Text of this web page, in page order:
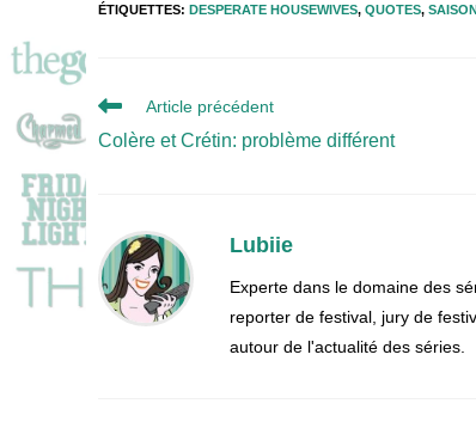
ÉTIQUETTES: DESPERATE HOUSEWIVES, QUOTES,
Read
articles
Article précédent
Colère et Crétin: problème différent
Lubiie
Experte dans le domaine des
reporter de festival, jury de
autour de l'actualité des séries.